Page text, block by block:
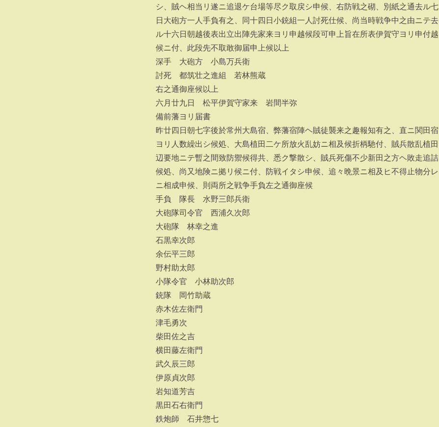
シ、賊ヘ相当リ遂ニ追退ケ台場等尽ク取戻シ申候、右防戦之砌、別紙之通去ル七
日大砲方一人手負有之、同十四日小銃組一人討死仕候、尚当時戦争中之由ニテ去
ル十六日朝越後表出立出陣先家来ヨリ申越候段可申上旨在所表伊賀守ヨリ申付越
候ニ付、此段先不取敢御届申上候以上
深手 大砲方 小島万兵衛
討死 都筑壮之進組 若林熊蔵
右之通御座候以上
六月廿九日 松平伊賀守家来 岩間半弥
備前藩ヨリ届書
昨廿四日朝七字後於常州大島宿、弊藩宿陣ヘ賊徒襲来之趣報知有之、直ニ関田宿
ヨリ人数繰出シ候処、大島植田二ケ所放火乱妨ニ相及候折柄馳付、賊兵散乱植田
辺要地ニテ暫之間致防禦候得共、悉ク撃散シ、賊兵死傷不少新田之方ヘ敗走追詰
候処、尚又地険ニ拠リ候ニ付、防戦イタシ申候、追々晩景ニ相及ヒ不得止物分レ
ニ相成申候、則両所之戦争手負左之通御座候
手負 隊長 水野三郎兵衛
大砲隊司令官 西浦久次郎
大砲隊 林幸之進
石黒幸次郎
余伝平三郎
野村助太郎
小隊令官 小林助次郎
銃隊 岡竹助蔵
赤木佐左衛門
津毛勇次
柴田佐之吉
横田藤左衛門
武久辰三郎
伊原貞次郎
岩知道芳吉
黒田石右衛門
鉄炮師 石井惣七